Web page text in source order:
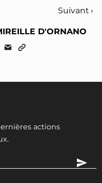
Suivant ›
D'ORNANO
actions